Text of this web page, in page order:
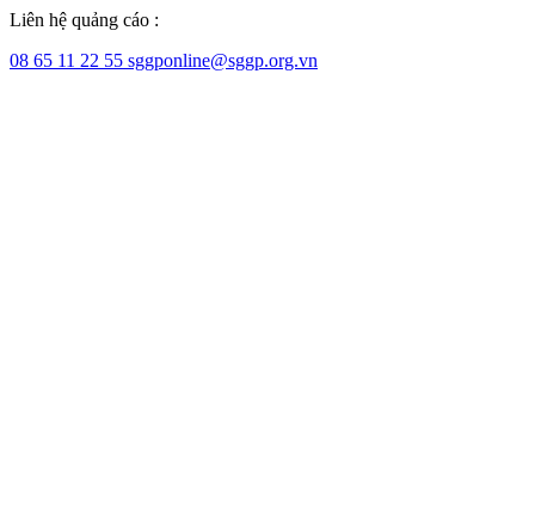
Liên hệ quảng cáo :
08 65 11 22 55 sggponline@sggp.org.vn